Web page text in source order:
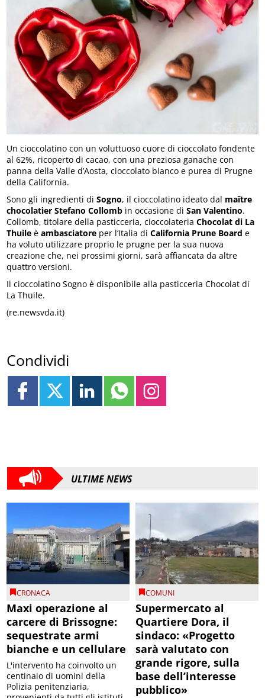
Un cioccolatino con un voluttuoso cuore di cioccolato fondente
al 62%, ricoperto di cacao, con una preziosa ganache con
panna della Valle d’Aosta, cioccolato bianco e purea di Prugne
della California.
Sono gli ingredienti diSogno, il cioccolatino ideato dal maître
chocolatier Stefano Collomb in occasione di San Valentino.
Collomb, titolare della pasticceria, cioccolateriaChocolat di La
Thuile èambasciatore per l’Italia diCalifornia Prune Board e
ha voluto utilizzare proprio le prugne per la sua nuova
creazione che, nei prossimi giorni, sarà affiancata da altre
quattro versioni.
Il cioccolatino Sogno è disponibile alla pasticceria Chocolat di
La Thuile.
(re.newsvda.it)
Condividi
ULTIME NEWS
CRONACA
Maxi operazione al
carcere di Brissogne:
sequestrate armi
bianche e un cellulare
L'intervento ha coinvolto un
centinaio di uomini della
Polizia penitenziaria,
COMUNI
Supermercato al
Quartiere Dora, il
sindaco: «Progetto
sarà valutato con
grande rigore, sulla
base dell’interesse
pubblico»